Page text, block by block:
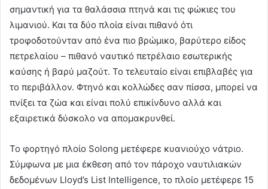
σημαντική για τα θαλάσσια πτηνά και τις φώκιες του
λιμανιού. Και τα δύο πλοία είναι πιθανό ότι
τροφοδοτούνταν από ένα πιο βρώμικο, βαρύτερο είδος
πετρελαίου – πιθανό ναυτικό πετρέλαιο εσωτερικής
καύσης ή βαρύ μαζούτ. Το τελευταίο είναι επιβλαβές για
το περιβάλλον. Φτηνό και κολλώδες σαν πίσσα, μπορεί να
πνίξει τα ζώα και είναι πολύ επικίνδυνο αλλά και
εξαιρετικά δύσκολο να απομακρυνθεί.
Το φορτηγό πλοίο Solong μετέφερε κυανιούχο νάτριο.
Σύμφωνα με μια έκθεση από τον πάροχο ναυτιλιακών
δεδομένων Lloyd’s List Intelligence, το πλοίο μετέφερε 15